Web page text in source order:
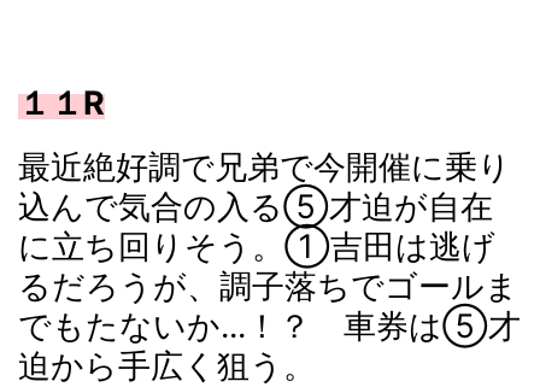
１１R
最近絶好調で兄弟で今開催に乗り
込んで気合の入る⑤才迫が自在
に立ち回りそう。①吉田は逃げ
るだろうが、調子落ちでゴールま
でもたないか...！？ 車券は⑤才
迫から手広く狙う。